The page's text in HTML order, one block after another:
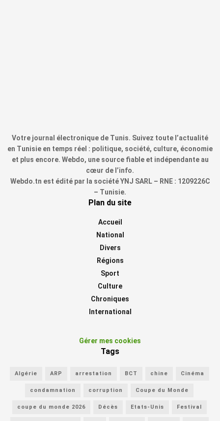
Votre journal électronique de Tunis. Suivez toute l’actualité
en Tunisie en temps réel : politique, société, culture, économie
et plus encore. Webdo, une source fiable et indépendante au
cœur de l’info.
Webdo.tn est édité par la société YNJ SARL – RNE : 1209226C
– Tunisie.
Plan du site
Accueil
National
Divers
Régions
Sport
Culture
Chroniques
International
Gérer mes cookies
Tags
Algérie ARP arrestation BCT chine Cinéma
condamnation corruption Coupe du Monde
coupe du monde 2026 Décès Etats-Unis Festival